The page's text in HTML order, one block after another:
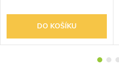
DO KOŠÍKU